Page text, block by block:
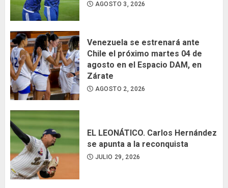
AGOSTO 3, 2026
Venezuela se estrenará ante
Chile el próximo martes 04 de
agosto en el Espacio DAM, en
Zárate
AGOSTO 2, 2026
EL LEONÁTICO. Carlos Hernández
se apunta a la reconquista
JULIO 29, 2026